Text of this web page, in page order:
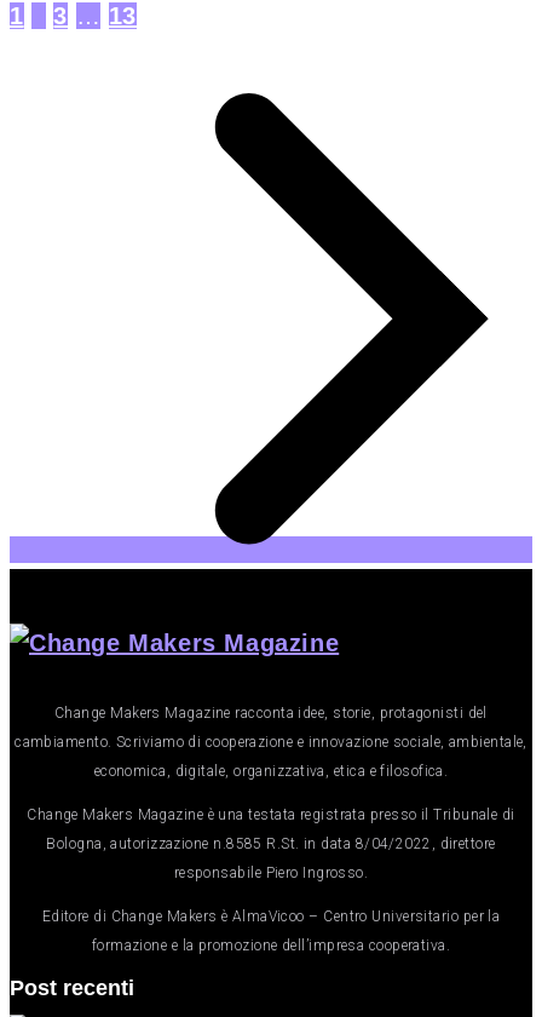
1 3 … 13
Change Makers Magazine racconta idee, storie, protagonisti del
cambiamento. Scriviamo di cooperazione e innovazione sociale, ambientale,
economica, digitale, organizzativa, etica e filosofica.
Change Makers Magazine è una testata registrata presso il Tribunale di
Bologna, autorizzazione n.8585 R.St. in data 8/04/2022, direttore
responsabile Piero Ingrosso.
Editore di Change Makers è AlmaVicoo – Centro Universitario per la
formazione e la promozione dell’impresa cooperativa.
Post recenti